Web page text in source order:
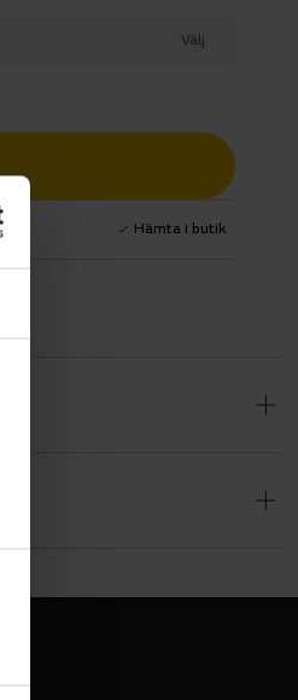
Välj
Hämta i butik